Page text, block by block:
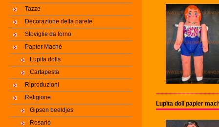
Tazze
Decorazione della parete
Stoviglie da forno
Papier Maché
Lupita dolls
Cartapesta
Riproduzioni
Religione
Gipsen beeldjes
Rosario
Lupita doll papier